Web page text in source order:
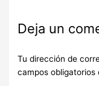
Deja un
Tu dirección de
campos obligatorios